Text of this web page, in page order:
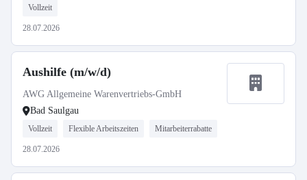
Vollzeit
28.07.2026
Aushilfe (m/w/d)
AWG Allgemeine Warenvertriebs-GmbH
Bad Saulgau
Vollzeit Flexible Arbeitszeiten Mitarbeiterrabatte
28.07.2026